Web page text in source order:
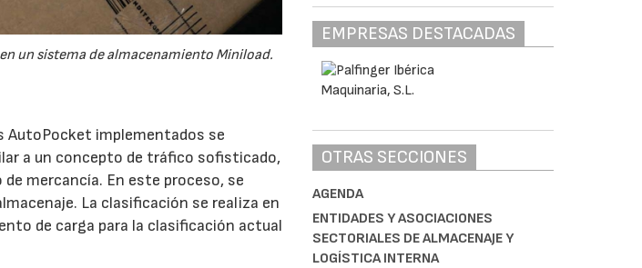
un sistema de almacenamiento Miniload.
implementados se
a un concepto de tráfico sofisticado,
mercancía. En este proceso, se
La clasificación se realiza en
de carga para la clasificación actual
EMPRESAS DESTACADAS
OTRAS SECCIONES
AGENDA
ENTIDADES Y ASOCIACIONES
SECTORIALES DE ALMACENAJE Y
LOGÍSTICA INTERNA